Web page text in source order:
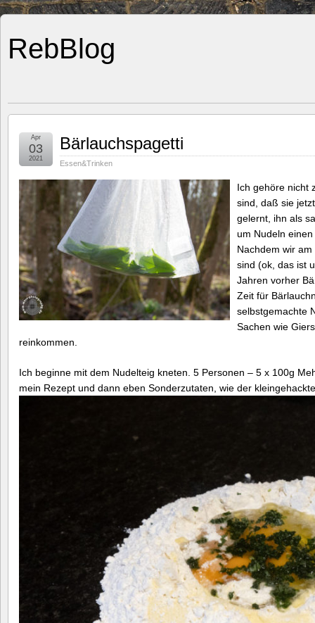
RebBlog
Bärlauchspagetti
Essen&Trinken
Apr
03
2021
Ich gehöre nicht
sind, daß sie
gelernt, ihn als
um Nudeln
Nachdem wir
sind (ok, das ist
Jahren vorher
Zeit für
selbstgemachte
Sachen wie
reinkommen.
Ich beginne mit dem Nudelteig kneten. 5 Personen – 5 x 100g
mein Rezept und dann eben Sonderzutaten, wie der